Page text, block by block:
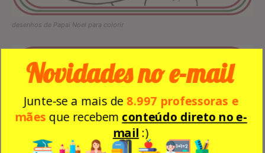
desenhos de Papai Noel para colorir
Junte-se a mais de8.997 professoras e
mães que recebemconteúdo direto no e-
mail :)
Novidades no e-mail